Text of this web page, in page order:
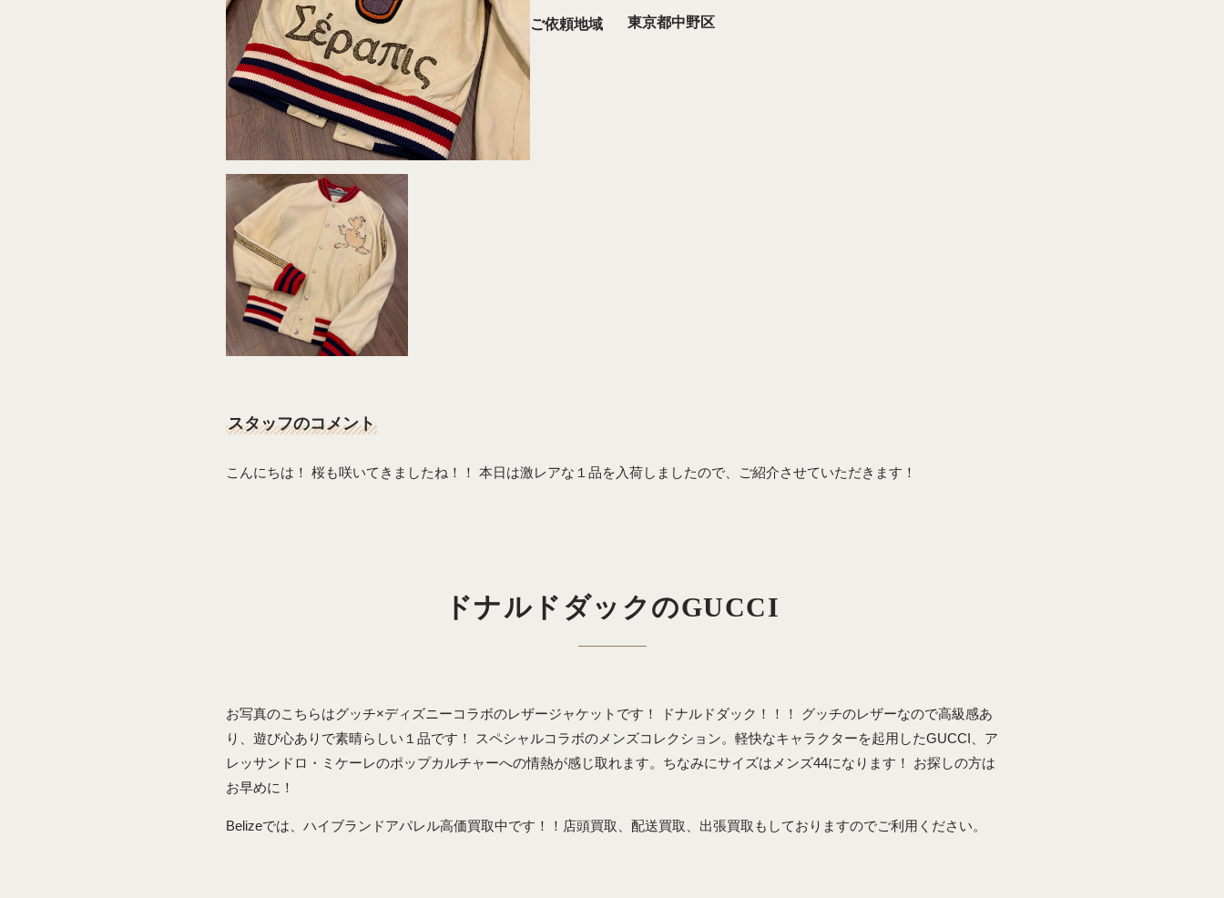
ご依頼地域 東京都中野区
スタッフのコメント
こんにちは！ 桜も咲いてきましたね！！ 本日は激レアな１品を入荷しましたので、ご紹介させていただきます！
ドナルドダックのGUCCI
お写真のこちらはグッチ×ディズニーコラボのレザージャケットです！ ドナルドダック！！！ グッチのレザーなので高級感あ
り、遊び心ありで素晴らしい１品です！ スペシャルコラボのメンズコレクション。軽快なキャラクターを起用したGUCCI、ア
レッサンドロ・ミケーレのポップカルチャーへの情熱が感じ取れます。ちなみにサイズはメンズ44になります！ お探しの方は
お早めに！
Belizeでは、ハイブランドアパレル高価買取中です！！店頭買取、配送買取、出張買取もしておりますのでご利用ください。